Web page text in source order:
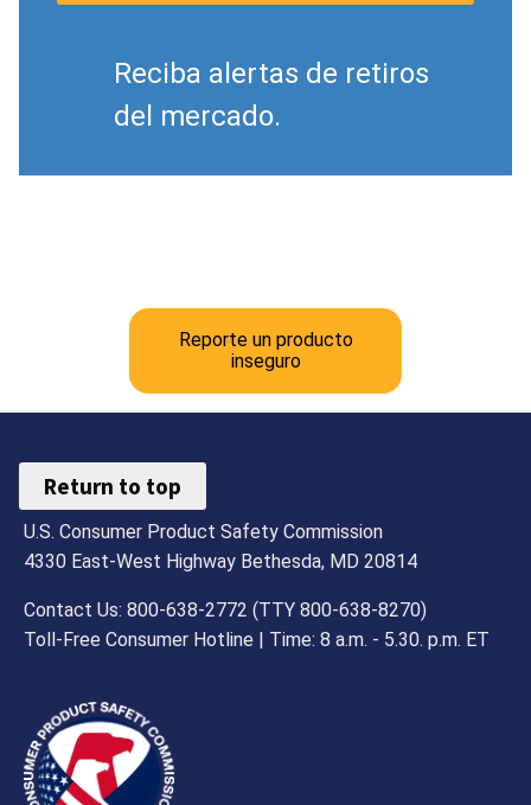
Reciba alertas de retiros
del mercado.
Reporte un producto
inseguro
Return to top
U.S. Consumer Product Safety Commission
4330 East-West Highway Bethesda, MD 20814
Contact Us: 800-638-2772 (TTY 800-638-8270)
Toll-Free Consumer Hotline | Time: 8 a.m. - 5.30. p.m. ET